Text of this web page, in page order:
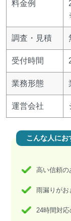
料金例
調査・見積
受付時間
業務形態
運営会社
こんな人にお
高い信頼の
雨漏りがお
24時間対